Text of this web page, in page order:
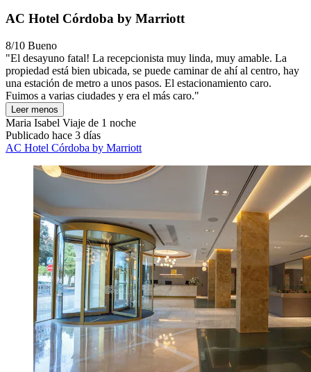
AC Hotel Córdoba by Marriott
8/10 Bueno
"El desayuno fatal! La recepcionista muy linda, muy amable. La
propiedad está bien ubicada, se puede caminar de ahí al centro, hay
una estación de metro a unos pasos. El estacionamiento caro.
Fuimos a varias ciudades y era el más caro."
Leer menos
Maria Isabel Viaje de 1 noche
Publicado hace 3 días
AC Hotel Córdoba by Marriott